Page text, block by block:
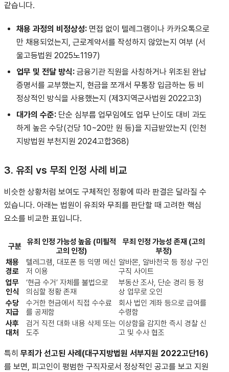
같습니다.
채용 과정의 비정상성: 면접 없이 텔레그램이나 카카오톡으로
만 채용되었는지, 근로계약서를 작성하지 않았는지 여부 (서
울고등법원 2025노1197)
업무 및 전달 방식: 금융기관 직원을 사칭하거나 위조된 완납
증명서를 교부했는지, 현금을 쪼개서 무통장 입금하는 등 비
정상적인 방식을 사용했는지 (제3지역군사법원 2022고3)
대가의 수준: 단순 심부름 업무임에도 업무 난이도 대비 과도
하게 높은 수당(건당 10~20만 원 등)을 지급받았는지 (인천
지방법원 부천지원 2024고합368)
3. 유죄 vs 무죄 인정 사례 비교
비슷한 상황처럼 보여도 구체적인 정황에 따라 판결은 달라질 수
있습니다. 아래는 법원이 유죄와 무죄를 판단할 때 고려한 핵심
요소를 비교한 표입니다.
구분
유죄 인정 가능성 높음 (미필적
고의 인정)
무죄 인정 가능성 존재 (고의
부정)
채용
경로
텔레그램, 대포폰 등 익명 메신
저 이용
알바몬, 알바천국 등 정상 구인
구직 사이트
업무
인식
‘현금 수거’ 자체를 불법으로
의심할 정황 존재
부동산 조사, 단순 경리 등 정
상 업무로 오인
수당
지급
수거한 현금에서 직접 수수료
를 공제함
회사 법인 계좌 등으로 급여를
수령함
사후
대처
검거 직전 대화 내용 삭제 또는
도주
이상함을 감지한 즉시 경찰 신
고 및 수사 협조
특히 무죄가 선고된 사례(대구지방법원 서부지원 2022고단16)
를 보면, 피고인이 평범한 구직자로서 정상적인 공고를 보고 지원